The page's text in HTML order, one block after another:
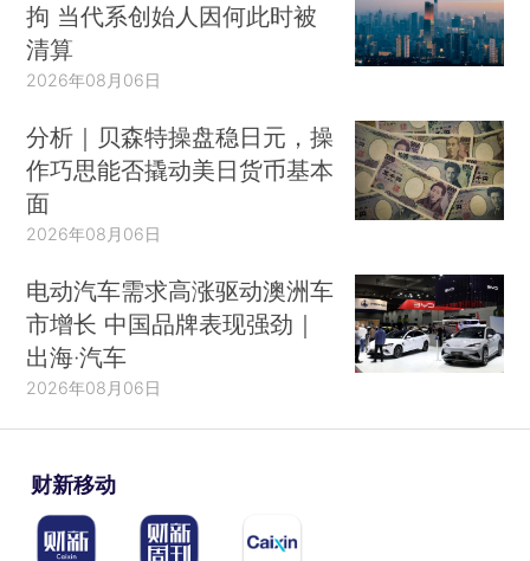
拘 当代系创始人因何此时被
清算
2026年08月06日
分析｜贝森特操盘稳日元，操
作巧思能否撬动美日货币基本
面
2026年08月06日
电动汽车需求高涨驱动澳洲车
市增长 中国品牌表现强劲｜
出海·汽车
2026年08月06日
财新移动